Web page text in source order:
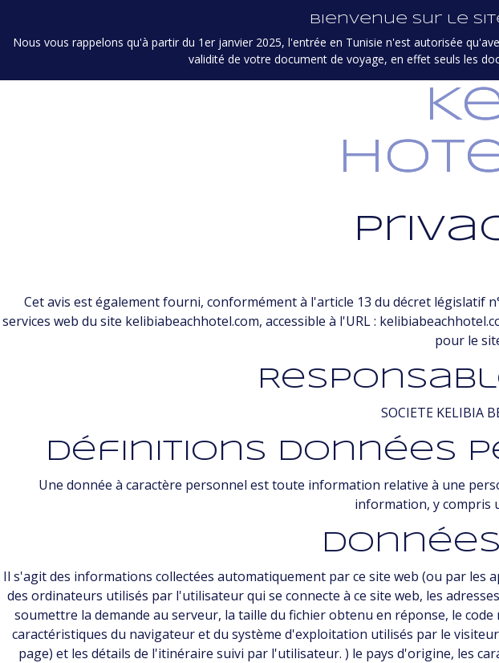
Cet avis est également fourni, conformément à l'article 13 du décret législatif
services web du site kelibiabeachhotel.com, accessible à l'URL :
pour le
SOCIETE KELIBIA
Définitions Données
Une donnée à caractère personnel est toute information relative à une
information, y compris
Il s'agit des informations collectées automatiquement par ce site web (ou par les
des ordinateurs utilisés par l'utilisateur qui se connecte à ce site web, les
soumettre la demande au serveur, la taille du fichier obtenu en réponse, le
caractéristiques du navigateur et du système d'exploitation utilisés par le
page) et les détails de l'itinéraire suivi par l'utilisateur. ) le pays d'origine, les
Bienvenue sur le site
Nous vous rappelons qu'à partir du 1er janvier 2025, l'entrée en Tunisie n'est autorisée
validité de votre document de voyage, en effet seuls les